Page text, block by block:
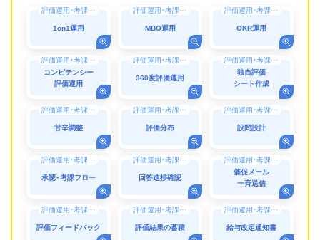
評価運用・考課運用
1on1運用
評価運用・考課運用
MBO運用
評価運用・考課運用
OKR運用
評価運用・考課運用
コンピテンシー
評価運用
評価運用・考課運用
360度評価運用
評価運用・考課運用
独自評価
シート作成
評価運用・考課運用
甘辛調整
評価運用・考課運用
評価分布
評価運用・考課運用
設問設計
評価運用・考課運用
承認・考課フロー
評価運用・考課運用
回答進捗確認
評価運用・考課運用
催促メール
一斉送信
評価運用・考課運用
評価フィードバック
評価運用・考課運用
評価結果の蓄積
評価運用・考課運用
給与改定通知書